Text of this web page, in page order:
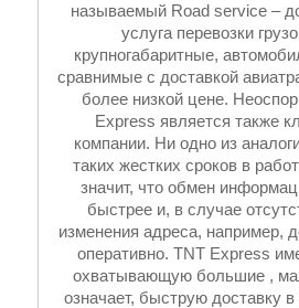
называемый Road service –
услуга перевозки
крупногабаритные,
сравнимые с доставкой
более низкой цене.
Express является также
компании. Ни одно из
таких жестких сроков в
значит, что обмен
быстрее и, в случае
изменения адреса, например,
оперативно. TNT Express
охватывающую большие ,
означает, быструю доставку